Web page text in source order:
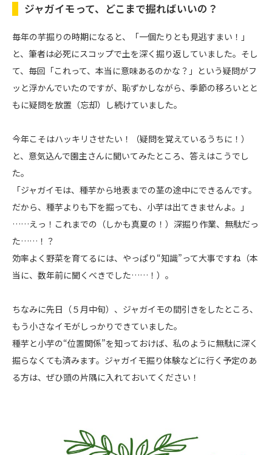
ジャガイモって、どこまで掘ればいいの？
毎年の芋掘りの時期になると、「一個たりとも見逃すまい！」
と、筆者は必死にスコップで土を深く掘り返していました。そし
て、毎回「これって、本当に意味あるのかな？」という疑問がフ
ッと浮かんでいたのですが、恥ずかしながら、季節の移ろいとと
もに疑問を放置（忘却）し続けていました。
今年こそはハッキリさせたい！（疑問を覚えているうちに！）
と、意気込んで園主さんに聞いてみたところ、答えはこうでし
た。
「ジャガイモは、種芋から地表までの茎の途中にできるんです。
だから、種芋よりも下を掘っても、小芋は出てきませんよ。」
……えっ！これまでの（しかも真夏の！）深掘り作業、無駄だっ
た……！？
効率よく野菜を育てるには、やっぱり“知識”って大事ですね（本
当に、数年前に聞くべきでした……！）。
ちなみに先日（５月中旬）、ジャガイモの間引きをしたところ、
もう小さなイモがしっかりできていました。
種芋と小芋の“位置関係”を知っておけば、私のように無駄に深く
掘らなくても済みます。ジャガイモ掘り体験などに行く予定のあ
る方は、ぜひ頭の片隅に入れておいてください！